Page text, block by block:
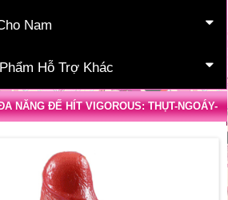
Nam
Hỗ Trợ Khác
NĂNG ĐẾ HÍT VIGOROUS: THỤT-NGOÁY-